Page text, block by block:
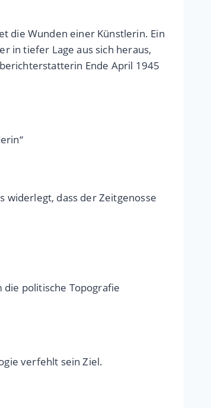
die Wunden einer Künstlerin. Ein
in tiefer Lage aus sich heraus,
Ende April 1945
widerlegt, dass der Zeitgenosse
die politische Topografie
verfehlt sein Ziel.